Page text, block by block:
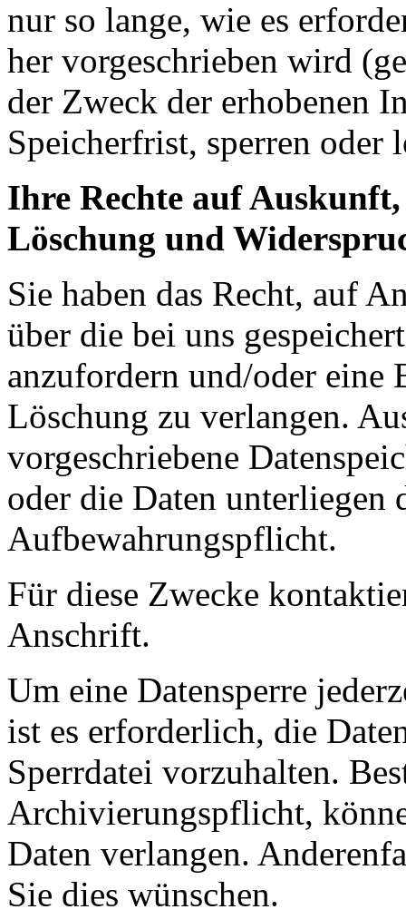
nur so lange, wie es
her vorgeschrieben wird
der Zweck der erhobenen
Speicherfrist, sperren oder
Ihre Rechte auf
Löschung und
Sie haben das Recht, auf
über die bei uns
anzufordern und/oder eine
Löschung zu verlangen.
vorgeschriebene
oder die Daten unterliegen
Aufbewahrungspflicht.
Für diese Zwecke
Anschrift.
Um eine Datensperre
ist es erforderlich, die
Sperrdatei vorzuhalten.
Archivierungspflicht,
Daten verlangen.
Sie dies wünschen.